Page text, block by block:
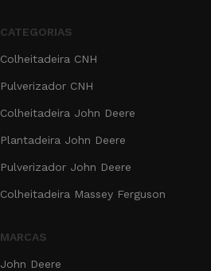
CATEGORIAS
Colheitadeira CNH
Pulverizador CNH
Colheitadeira John Deere
Plantadeira John Deere
Pulverizador John Deere
Colheitadeira Massey Ferguson
MARCAS
John Deere